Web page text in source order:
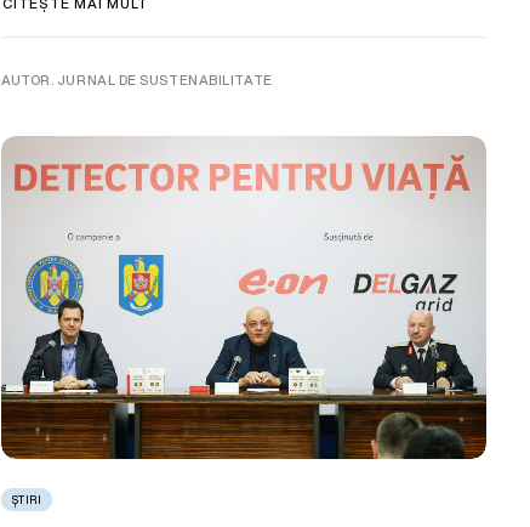
AUTOR. JURNAL DE SUSTENABILITATE
ȘTIRI